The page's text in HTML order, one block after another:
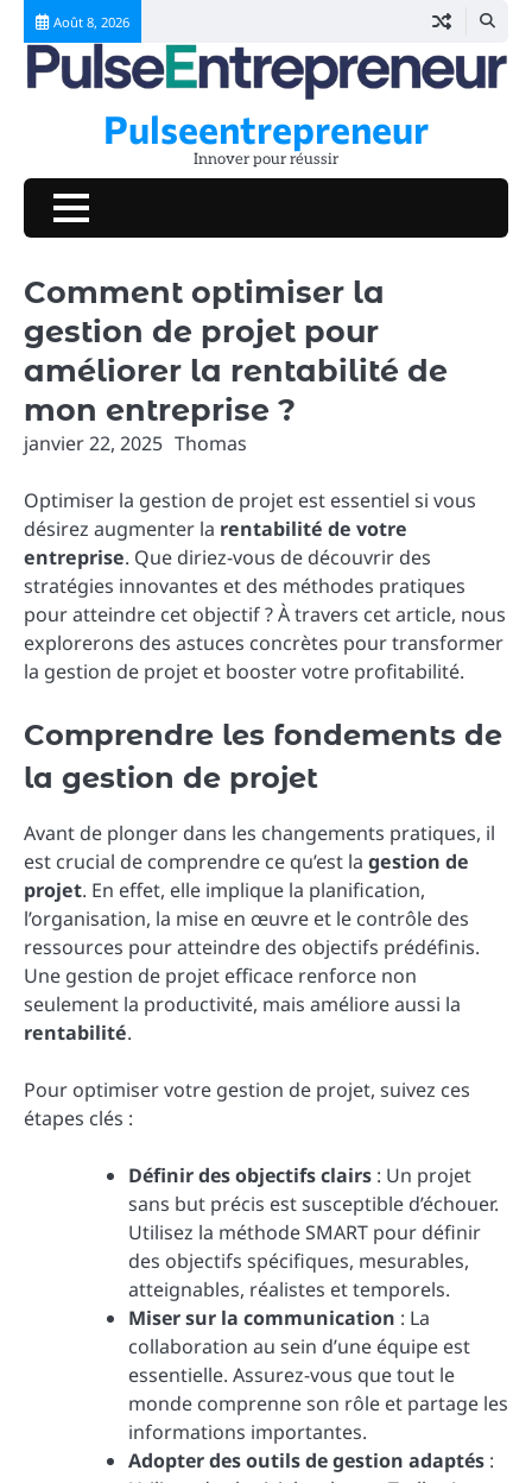
Skip
content
Août 8, 2026
Pulseentrepreneur
Innover pour réussir
Comment optimiser la
gestion de projet pour
améliorer la rentabilité de
mon entreprise ?
janvier 22, 2025 Thomas
Optimiser la gestion de projet est essentiel si vous
désirez augmenter la rentabilité de votre
entreprise. Que diriez-vous de découvrir des
stratégies innovantes et des méthodes pratiques
pour atteindre cet objectif ? À travers cet article, nous
explorerons des astuces concrètes pour transformer
la gestion de projet et booster votre profitabilité.
Comprendre les fondements de
la gestion de projet
Avant de plonger dans les changements pratiques, il
est crucial de comprendre ce qu’est la gestion de
projet. En effet, elle implique la planification,
l’organisation, la mise en œuvre et le contrôle des
ressources pour atteindre des objectifs prédéfinis.
Une gestion de projet efficace renforce non
seulement la productivité, mais améliore aussi la
rentabilité.
Pour optimiser votre gestion de projet, suivez ces
étapes clés :
Définir des objectifs clairs : Un projet
sans but précis est susceptible d’échouer.
Utilisez la méthode SMART pour définir
des objectifs spécifiques, mesurables,
atteignables, réalistes et temporels.
Miser sur la communication : La
collaboration au sein d’une équipe est
essentielle. Assurez-vous que tout le
monde comprenne son rôle et partage les
informations importantes.
Adopter des outils de gestion adaptés :